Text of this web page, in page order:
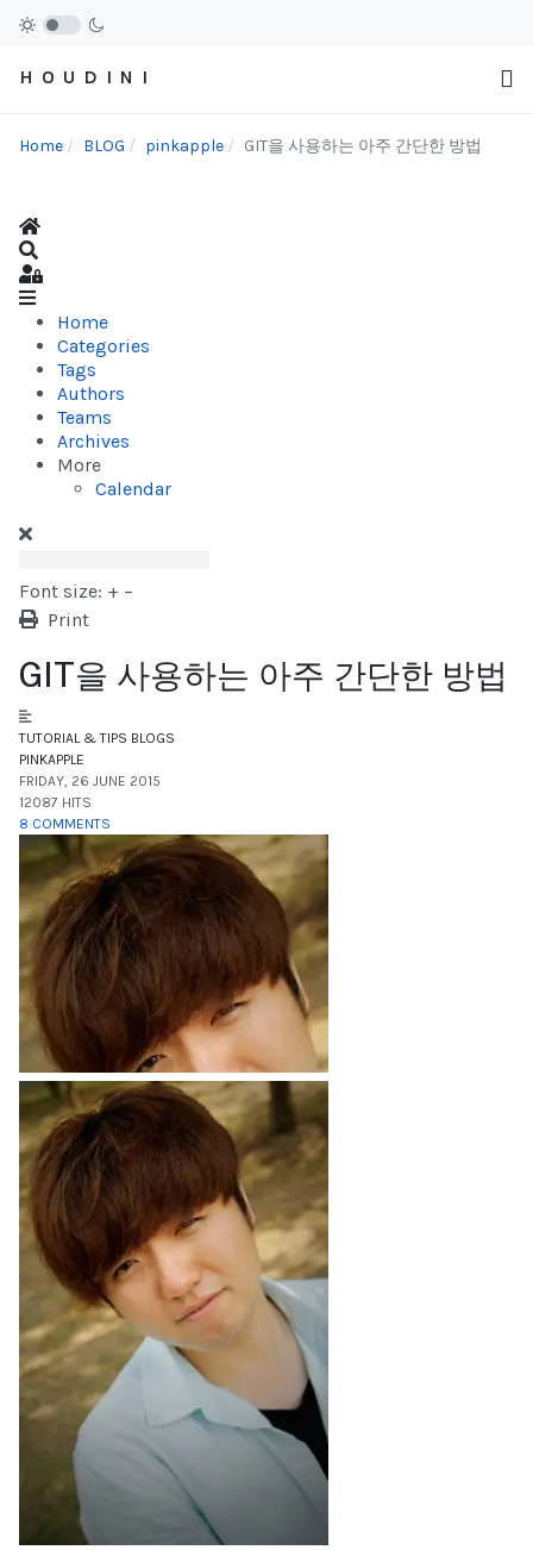
H O U D I N I
Home BLOG pinkapple GIT을 사용하는 아주 간단한 방법
Home
Sign In
Home
Categories
Tags
Authors
Teams
Archives
More
Calendar
Font size: + –
Print
GIT을 사용하는 아주 간단한 방법
TUTORIAL & TIPS BLOGS
PINKAPPLE
FRIDAY, 26 JUNE 2015
12087 HITS
8 COMMENTS